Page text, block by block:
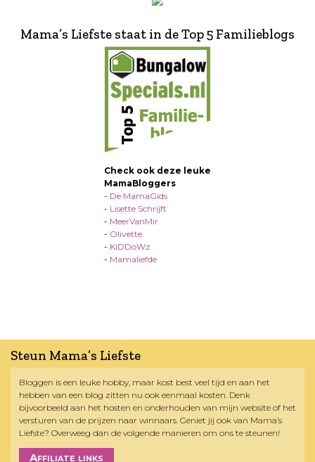
Mama’s Liefste staat in de Top 5 Familieblogs
Check ook deze leuke
MamaBloggers
- De MamaGids
- Lisette Schrijft
- MeerVanMir
- Olivette
- KiDDoWz
- Mamaliefde
Steun Mama’s Liefste
Bloggen is een leuke hobby, maar kost best veel tijd en aan het
hebben van een blog zitten nu ook eenmaal kosten. Denk
bijvoorbeeld aan het hosten en onderhouden van mijn website of het
versturen van de prijzen naar winnaars. Geniet jij ook van Mama’s
Liefste? Overweeg dan de volgende manieren om ons te steunen!
Affiliate links